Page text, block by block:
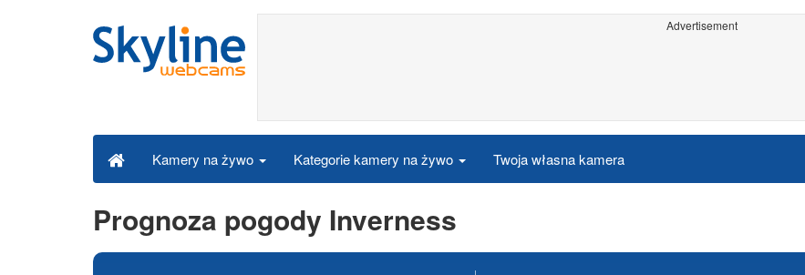
Advertisement
Kamery na żywo Kategorie kamery na żywo Twoja własna kamera
Prognoza pogody Inverness